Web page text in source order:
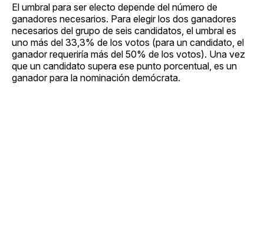
El umbral para ser electo depende del número de
ganadores necesarios. Para elegir los dos ganadores
necesarios del grupo de seis candidatos, el umbral es
uno más del 33,3% de los votos (para un candidato, el
ganador requeriría más del 50% de los votos). Una vez
que un candidato supera ese punto porcentual, es un
ganador para la nominación demócrata.